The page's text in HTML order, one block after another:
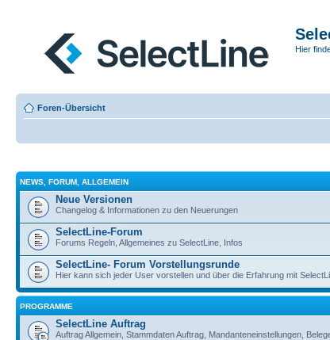
Hier
Foren-Übersicht
NEWS, FORUM, ALLGEMEIN
Neue Versionen
Changelog & Informationen zu den Neuerungen
SelectLine-Forum
Forums Regeln, Allgemeines zu SelectLine, Infos
SelectLine- Forum Vorstellungsrunde
Hier kann sich jeder User vorstellen und über die Erfahrung mit
PROGRAMME
SelectLine Auftrag
Auftrag Allgemein, Stammdaten Auftrag, Mandanteneinstellungen,